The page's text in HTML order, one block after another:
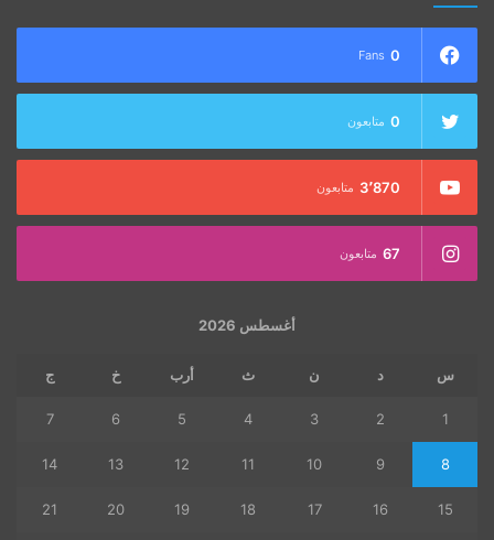
0
Fans
0 متابعون
3٬870 متابعون
67 متابعون
أغسطس 2026
س د ن ث أرب خ ج
1
2
3
4
5
6
7
8
9
10
11
12
13
14
15
16
17
18
19
20
21